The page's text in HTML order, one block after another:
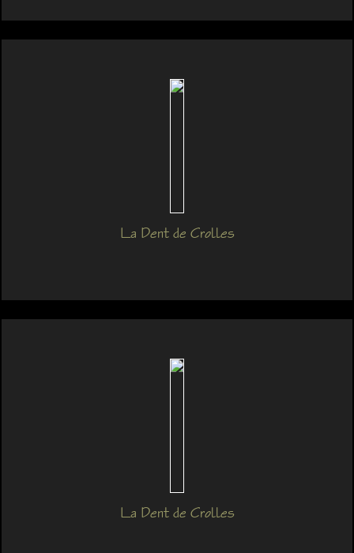
La Dent de Crolles
La Dent de Crolles